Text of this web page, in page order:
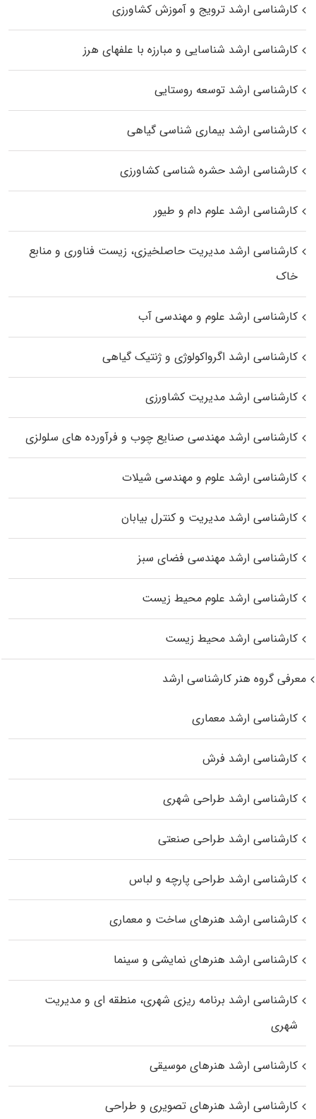
کارشناسی ارشد ترویج و آموزش کشاورزی
کارشناسی ارشد شناسایی و مبارزه با علفهای هرز
کارشناسی ارشد توسعه روستایی
کارشناسی ارشد بیماری‌ شناسی گیاهی
کارشناسی ارشد حشره‌ شناسی کشاورزی
کارشناسی ارشد علوم دام و طیور
کارشناسی ارشد مدیریت حاصلخیزی، زیست فناوری و منابع
خاک
کارشناسی ارشد علوم و مهندسی آب
کارشناسی ارشد اگرواکولوژی و ژنتیک گیاهی
کارشناسی ارشد مدیریت کشاورزی
کارشناسی ارشد مهندسی صنایع چوب و فرآورده‌ های سلولزی
کارشناسی ارشد علوم و مهندسی شیلات
کارشناسی ارشد مدیریت و کنترل بیابان
کارشناسی ارشد مهندسی فضای سبز
کارشناسی ارشد علوم محیط‌ زیست
کارشناسی ارشد محیط زیست
معرفی گروه هنر کارشناسی ارشد
کارشناسی ارشد معماری
کارشناسی ارشد فرش
کارشناسی ارشد طراحی شهری
کارشناسی ارشد طراحی صنعتی
کارشناسی ارشد طراحی پارچه و لباس
کارشناسی ارشد هنرهای ساخت و معماری
کارشناسی ارشد هنرهای نمایشی و سینما
کارشناسی ارشد برنامه ریزی شهری، منطقه‌ ای و مدیریت
شهری
کارشناسی ارشد هنرهای موسیقی
کارشناسی ارشد هنرهای تصویری و طراحی